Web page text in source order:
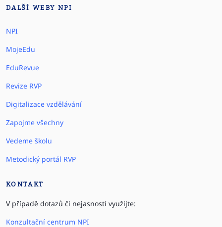
DALŠÍ WEBY NPI
NPI
MojeEdu
EduRevue
Revize RVP
Digitalizace vzdělávání
Zapojme všechny
Vedeme školu
Metodický portál RVP
KONTAKT
V případě dotazů či nejasností využijte:
Konzultační centrum NPI